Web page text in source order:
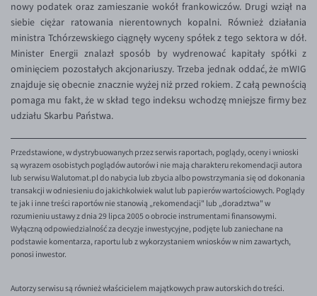
EUR/JPY
EUR/NZD
EUR/RON
EUR/SGD
EUR/TRY
GBP/USD
USD/CHF
GBP/CHF
nowy podatek oraz zamieszanie wokół frankowiczów. Drugi wziął na
siebie ciężar ratowania nierentownych kopalni. Również działania
ministra Tchórzewskiego ciągnęły wyceny spółek z tego sektora w dół.
Minister Energii znalazł sposób by wydrenować kapitały spółki z
ominięciem pozostałych akcjonariuszy. Trzeba jednak oddać, że mWIG
znajduje się obecnie znacznie wyżej niż przed rokiem. Z całą pewnością
pomaga mu fakt, że w skład tego indeksu wchodzę mniejsze firmy bez
udziału Skarbu Państwa.
Przedstawione, w dystrybuowanych przez serwis raportach, poglądy, oceny i wnioski
są wyrazem osobistych poglądów autorów i nie mają charakteru rekomendacji autora
lub serwisu Walutomat.pl do nabycia lub zbycia albo powstrzymania się od dokonania
transakcji w odniesieniu do jakichkolwiek walut lub papierów wartościowych. Poglądy
te jak i inne treści raportów nie stanowią „rekomendacji" lub „doradztwa" w
rozumieniu ustawy z dnia 29 lipca 2005 o obrocie instrumentami finansowymi.
Wyłączną odpowiedzialność za decyzje inwestycyjne, podjęte lub zaniechane na
podstawie komentarza, raportu lub z wykorzystaniem wniosków w nim zawartych,
ponosi inwestor.
Autorzy serwisu są również właścicielem majątkowych praw autorskich do treści.